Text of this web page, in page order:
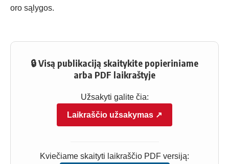
oro sąlygos.
🔒 Visą publikaciją skaitykite popieriniame
arba PDF laikraštyje
Užsakyti galite čia:
Laikraščio užsakymas ↗
Kviečiame skaityti laikraščio PDF versiją: